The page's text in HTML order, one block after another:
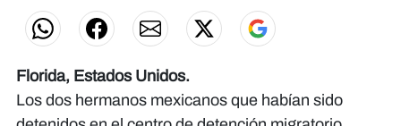
Florida, Estados Unidos.
Los dos hermanos mexicanos que habían sido